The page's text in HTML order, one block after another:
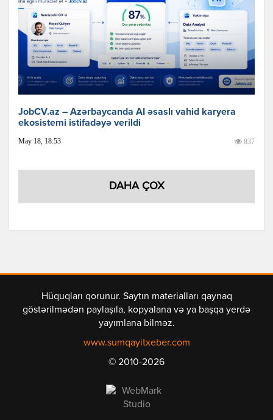
JobCV.az – Azərbaycanda AI əsaslı vahid karyera
ekosistemi istifadəyə verildi
May 18, 18:53 837
DAHA ÇOX
Hüquqları qorunur. Saytın materialları qaynaq
göstərilmədən paylaşıla, kopyalana və ya başqa yerdə
yayımlana bilməz.
www.sumqayitxeber.com
© 2010-2026